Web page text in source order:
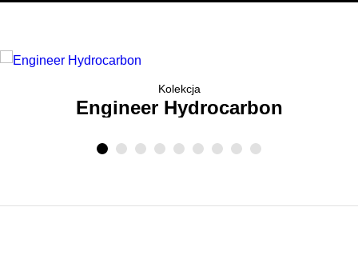
Kolekcja
Engineer Hydrocarbon